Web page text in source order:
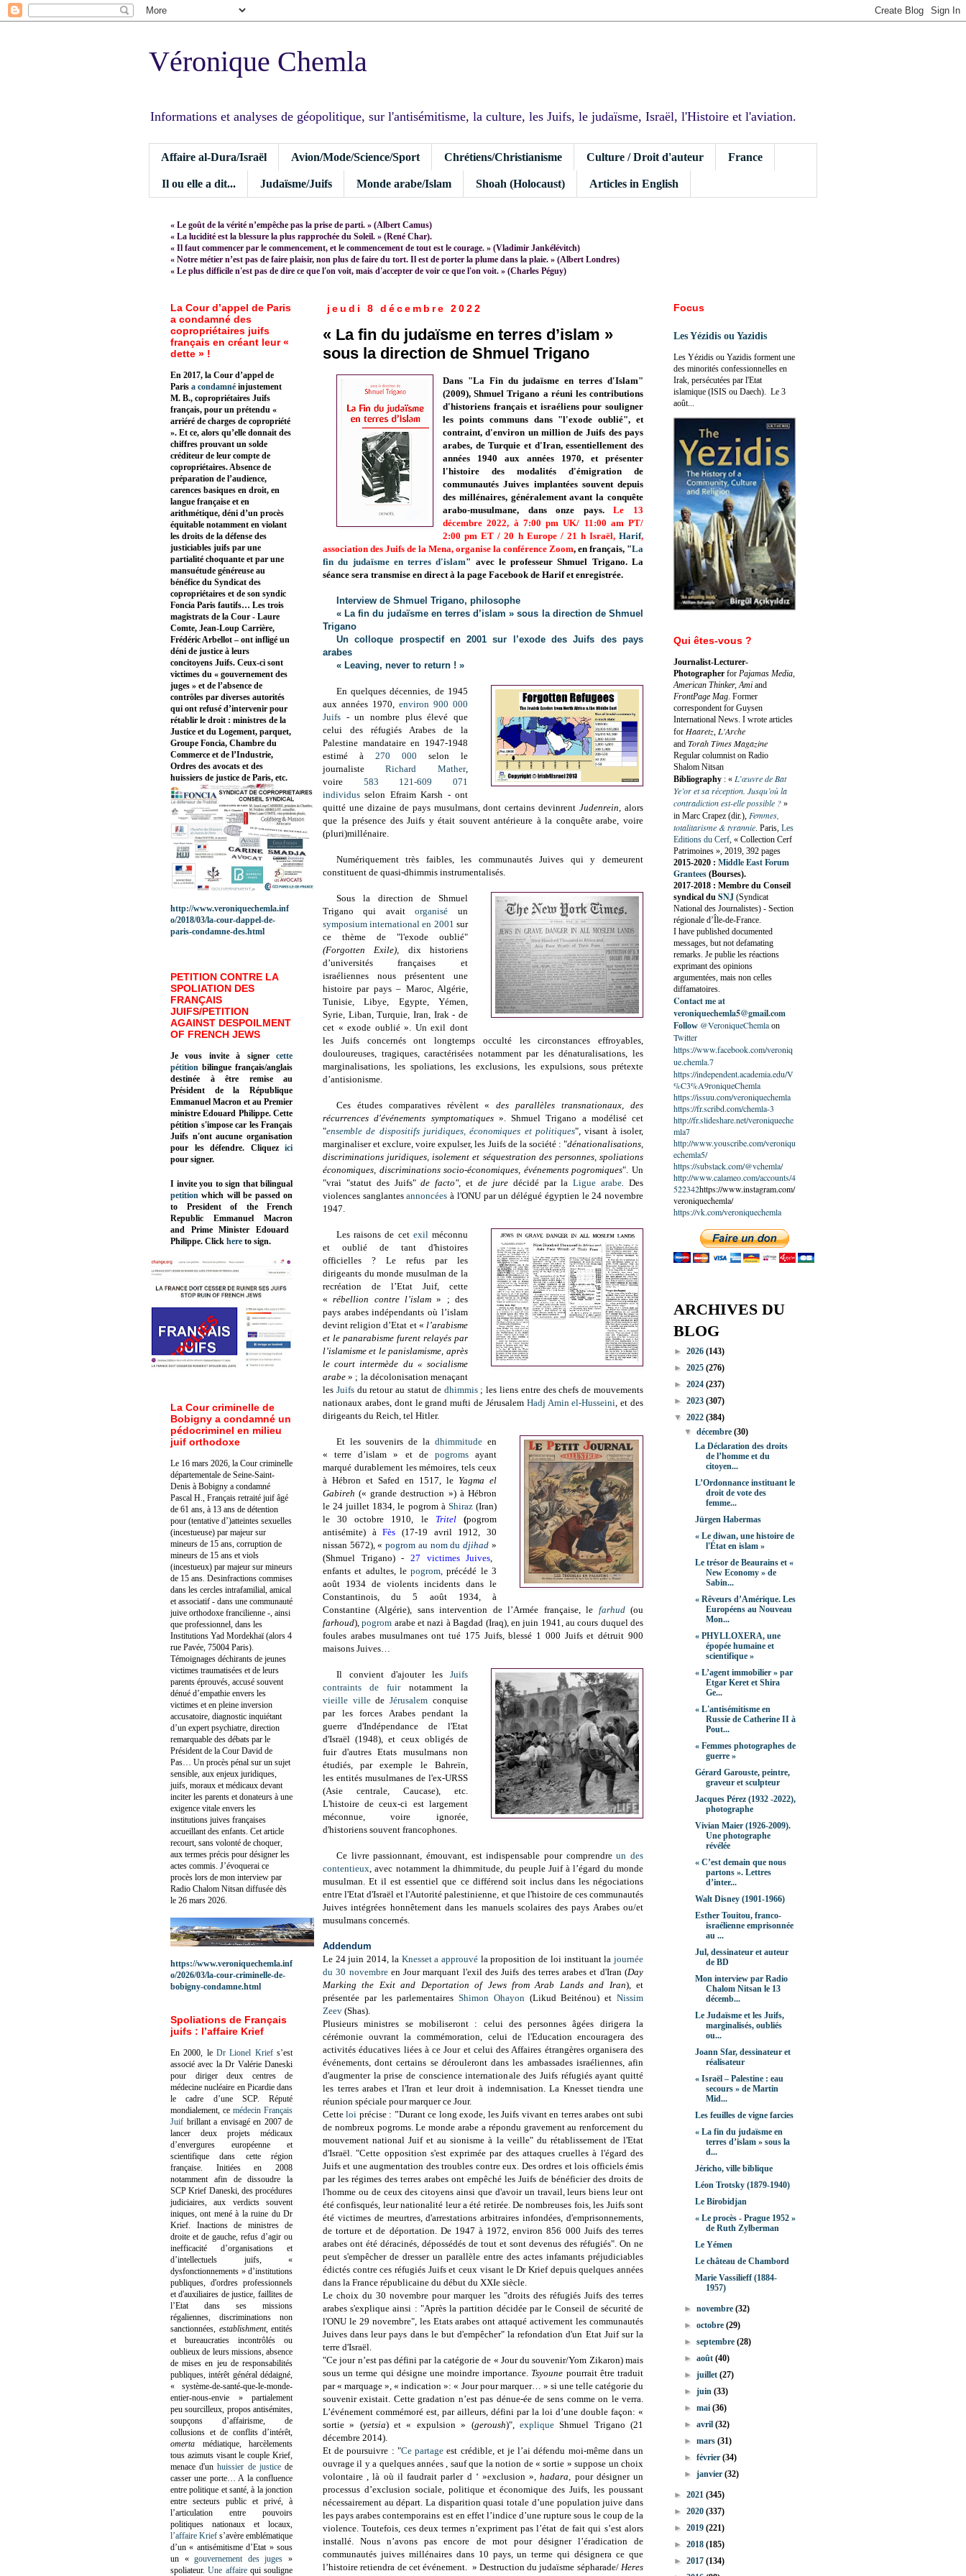
Véronique Chemla
Informations et analyses de géopolitique, sur l'antisémitisme, la culture, les Juifs, le judaïsme, Israël, l'Histoire et l'aviation.
Affaire al-Dura/Israël Avion/Mode/Science/Sport Chrétiens/Christianisme Culture / Droit d'auteur France
Il ou elle a dit... Judaïsme/Juifs Monde arabe/Islam Shoah (Holocaust) Articles in English
« Le goût de la vérité n’empêche pas la prise de parti. » (Albert Camus)
« La lucidité est la blessure la plus rapprochée du Soleil. » (René Char).
« Il faut commencer par le commencement, et le commencement de tout est le courage. » (Vladimir Jankélévitch)
« Notre métier n’est pas de faire plaisir, non plus de faire du tort. Il est de porter la plume dans la plaie. » (Albert Londres)
« Le plus difficile n'est pas de dire ce que l'on voit, mais d'accepter de voir ce que l'on voit. » (Charles Péguy)
jeudi 8 décembre 2022
« La fin du judaïsme en terres d’islam »
sous la direction de Shmuel Trigano
Dans "La Fin du judaïsme en terres d'Islam"
(2009), Shmuel Trigano a réuni les contributions
d'historiens français et israéliens pour souligner
les points communs dans "l'exode oublié", et
contraint, d'environ un million de Juifs des pays
arabes, de Turquie et d'Iran, essentiellement des
années 1940 aux années 1970, et présenter
l'histoire des modalités d'émigration de
communautés Juives implantées souvent depuis
des millénaires, généralement avant la conquête
arabo-musulmane, dans onze pays.Le 13
décembre 2022, à 7:00 pm UK/ 11:00 am PT/
2:00 pm ET / 20 h Europe / 21 h Israël, Harif,
association des Juifs de la Mena, organise la conférence Zoom, en français, "La
fin du judaïsme en terres d'islam" avec le professeur Shmuel Trigano.La
séance sera transmise en direct à la page Facebook de Harif et enregistrée.
Interview de Shmuel Trigano, philosophe
« La fin du judaïsme en terres d’islam » sous la direction de Shmuel
Trigano
Un colloque prospectif en 2001 sur l’exode des Juifs des pays
arabes
« Leaving, never to return ! »
En quelques décennies, de 1945
aux années 1970, environ 900 000
Juifs - un nombre plus élevé que
celui des réfugiés Arabes de la
Palestine mandataire en 1947-1948
estimé à 270 000 selon le
journalisteRichard Mather,
voire
583 121-609 071
individus selon Efraim Karsh - ont
quitté une dizaine de pays musulmans, dont certains devinrentJudenrein, alors
que la présence des Juifs y était souvent antérieure à la conquête arabe, voire
(pluri)millénaire.
Numériquement très faibles, les communautés Juives qui y demeurent
constituent de quasi-dhimmis instrumentalisés.
Sous la direction de Shmuel
Trigano qui avaitorganisé un
symposium international en 2001 sur
ce thème de "l'exode oublié"
(Forgotten Exile), dix historiens
d’universités françaises et
israéliennes nous présentent une
histoire par pays – Maroc, Algérie,
Tunisie, Libye, Egypte, Yémen,
Syrie, Liban, Turquie, Iran, Irak - de
cet « exode oublié ». Un exil dont
les Juifs concernés ont longtemps occulté les circonstances effroyables,
douloureuses, tragiques, caractérisées notamment par les dénaturalisations, les
marginalisations, les spoliations, les exclusions, les expulsions, sous prétexte
d’antisionisme.
Ces études comparatives révèlent «des parallèles transnationaux, des
récurrences d'événements symptomatiques». Shmuel Trigano a modélisé cet
"ensemble de dispositifs juridiques, économiques et politiques", visant à isoler,
marginaliser et exclure, voire expulser, les Juifs de la société : "dénationalisations,
discriminations juridiques, isolement et séquestration des personnes, spoliations
économiques, discriminations socio-économiques, événements pogromiques". Un
"vrai "statut des Juifs"de facto", etde jure décidé par laLigue arabe. Des
violences sanglantesannoncées à l'ONU par un délégué égyptien le 24 novembre
1947.
Les raisons de cet exilméconnu
et oublié de tant d'histoires
officielles ? Le refus par les
dirigeants du monde musulman de la
recréation de l’Etat Juif, cette
«rébellion contre l’islam» ; des
pays arabes indépendants où l’islam
devint religion d’Etat et « l’arabisme
et le panarabisme furent relayés par
l’islamisme et le panislamisme, après
le court intermède du « socialisme
arabe » ; la décolonisation menaçant
les Juifsdu retour au statut de dhimmis; les liens entre des chefs de mouvements
nationaux arabes, dont le grand mufti de Jérusalem Hadj Amin el-Husseini, et des
dirigeants du Reich, tel Hitler.
Et les souvenirs de la dhimmitudeen
« terre d’islam » et de pogromsayant
marqué durablement les mémoires, tels ceux
à Hébron et Safed en 1517, le Yagma el
Gabireh(« grande destruction ») à Hébron
le 24 juillet 1834, le pogrom à Shiraz(Iran)
le 30 octobre 1910, le Tritel(pogrom
antisémite) à Fès (17-19 avril 1912, 30
nissan 5672), «pogrom au nom dudjihad »
(Shmuel Trigano)- 27 victimes Juives,
enfants et adultes, lepogrom, précédé le 3
août 1934 de violents incidents dans le
Constantinois, du 5 août 1934, à
Constantine (Algérie), sans intervention de l’Armée française, le farhud(ou
farhoud),pogrom arabe et nazi à Bagdad (Iraq), en juin 1941, au cours duquel des
foules arabes musulmanes ont tué 175 Juifs, blessé 1 000 Juifs et détruit 900
maisons Juives…
Il convient d'ajouter les Juifs
contraints de fuirnotamment la
vieille villedeJérusalem conquise
par les forces Arabes pendant la
guerre d'Indépendance de l'Etat
d'Israël (1948), et ceux obligés de
fuir d'autres Etats musulmans non
étudiés, par exemple le Bahreïn,
les entités musulmanes de l'ex-URSS
(Asie centrale, Caucase), etc.
L'histoire de ceux-ci est largement
méconnue, voire ignorée,
d'historiens souvent francophones.
Ce livre passionnant, émouvant, est indispensable pour comprendreun des
contentieux, avec notamment la dhimmitude, du peuple Juif à l’égard du monde
musulman. Et il est essentiel que ce différend soit inclus dans les négociations
entre l'Etat d'Israël et l'Autorité palestinienne, et que l'histoire de ces communautés
Juives intégrées honnêtement dans les manuels scolaires des pays Arabes ou/et
musulmans concernés.
Addendum
Le 24 juin 2014, la Knesset a approuvé la proposition de loi instituant lajournée
du 30 novembreen Jour marquant l'exil des Juifs des terres arabes et d'Iran (Day
Marking the Exit and Deportation of Jews from Arab Lands and Iran), et
présentée par les parlementairesShimon Ohayon (Likud Beiténou)etNissim
Zeev (Shas).
Plusieurs ministres se mobiliseront : celui des personnes âgées dirigera la
cérémonie ouvrant la commémoration, celui de l'Education encouragera des
activités éducatives liées à ce Jour et celui des Affaires étrangères organisera des
événements, dont certains se dérouleront dans les ambassades israéliennes, afin
d'augmenter la prise de conscience internationale des Juifs réfugiés ayant quitté
les terres arabes et l'Iran et leur droit à indemnisation. La Knesset tiendra une
réunion spéciale pour marquer ce Jour.
Cetteloi précise : ”Durant ce long exode, les Juifs vivant en terres arabes ont subi
de nombreux pogroms. Le monde arabe a répondu gravement au renforcement du
mouvement national Juif et au sionisme à la veille" du rétablissement de l'Etat
d'Israël. "Cette opposition s'est exprimée par des attaques cruelles à l'égard des
Juifs et une augmentation des troubles contre eux. Des ordres et lois officiels émis
par les régimes des terres arabes ont empêché les Juifs de bénéficier des droits de
l'homme ou de ceux des citoyens ainsi que d'avoir un travail, leurs biens leur ont
été confisqués, leur nationalité leur a été retirée. De nombreuses fois, les Juifs sont
été victimes de meurtres, d'arrestations arbitraires infondées, d'emprisonnements,
de torture et de déportation. De 1947 à 1972, environ 856 000 Juifs des terres
arabes ont été déracinés, dépossédés de tout et sont devenus des réfugiés". On ne
peut s'empêcher de dresser un parallèle entre des actes infamants préjudiciables
édictés contre ces réfugiés Juifs et ceux visant le Dr Krief depuis quelques années
dans la France républicaine du début du XXIe siècle.
Le choix du 30 novembre pour marquer les "droits des réfugiés Juifs des terres
arabes s'explique ainsi : "Après la partition décidée par le Conseil de sécurité de
l'ONU le 29 novembre", les Etats arabes ont attaqué activement les communautés
Juives dans leur pays dans le but d'empêcher" la refondation d'un Etat Juif sur la
terre d'Israël.
"Ce jour n’est pas défini par la catégorie de « Jour du souvenir/Yom Zikaron) mais
sous un terme qui désigne une moindre importance. Tsyoune pourrait être traduit
par « marquage », « indication »: « Jour pour marquer… » si une telle catégorie du
souvenir existait. Cette gradation n’est pas dénue-ée de sens comme on le verra.
L’événement commémoré est, par ailleurs, défini par la loi d’une double façon: «
sortie » (yetsia) et « expulsion » (geroush)", expliqueShmuel Trigano (21
décembre 2014).
Et de poursuivre : "Ce partage est crédible, et je l’ai défendu moi-même dans un
ouvrage il y a quelques années , sauf que la notion de « sortie » suppose un choix
volontaire , là où il faudrait parler d ‘ »exclusion »,hadara, pour désigner un
processus d’exclusion sociale, politique et économique des Juifs, les poussant
nécessairement au départ. La disparition quasi totale d’une population juive dans
les pays arabes contemporains est en effet l’indice d’une rupture sous le coup de la
violence. Toutefois, ces deux termes n’expriment pas l’état de fait qui s’est alors
installé. Nous n’avons pas encore de mot pour désigner l’éradication de
communautés juives millénaires dans 10 pays, un terme qui désignera ce que
l’histoire retiendra de cet événement. » Destruction du judaïsme sépharade/ Heres
La Cour d’appel de Paris
a condamné des
copropriétaires juifs
français en créant leur «
dette » !
En 2017, la Cour d’appel de
Paris a condamné injustement
M. B., copropriétaires Juifs
français, pour un prétendu «
arriéré de charges de copropriété
». Et ce, alors qu’elle donnait des
chiffres prouvant un solde
créditeur de leur compte de
copropriétaires. Absence de
préparation de l’audience,
carences basiques en droit, en
langue française et en
arithmétique, déni d’un procès
équitable notamment en violant
les droits de la défense des
justiciables juifs par une
partialité choquante et par une
mansuétude généreuse au
bénéfice du Syndicat des
copropriétaires et de son syndic
Foncia Paris fautifs… Les trois
magistrats de la Cour - Laure
Comte, Jean-Loup Carrière,
Frédéric Arbellot – ont infligé un
déni de justice à leurs
concitoyens Juifs. Ceux-ci sont
victimes du « gouvernement des
juges » et de l’absence de
contrôles par diverses autorités
qui ont refusé d’intervenir pour
rétablir le droit : ministres de la
Justice et du Logement, parquet,
Groupe Foncia, Chambre du
Commerce et de l’Industrie,
Ordres des avocats et des
huissiers de justice de Paris, etc.
http://www.veroniquechemla.inf
o/2018/03/la-cour-dappel-de-
paris-condamne-des.html
PETITION CONTRE LA
SPOLIATION DES
FRANÇAIS
JUIFS/PETITION
AGAINST DESPOILMENT
OF FRENCH JEWS
Je vous invite à signer cette
pétition bilingue français/anglais
destinée à être remise au
Président de la République
Emmanuel Macron et au Premier
ministre Edouard Philippe. Cette
pétition s'impose car les Français
Juifs n'ont aucune organisation
pour les défendre. Cliquez
ici
pour signer.
I invite you to sign that bilingual
petition which will be passed on
to President of the French
Republic Emmanuel Macron
and Prime Minister Edouard
Philippe. Click here to sign.
La Cour criminelle de
Bobigny a condamné un
pédocriminel en milieu
juif orthodoxe
Le 16 mars 2026, la Cour criminelle
départementale de Seine-Saint-
Denis à Bobigny a condamné
Pascal H., Français retraité juif âgé
de 61 ans, à 13 ans de détention
pour (tentative d’)atteintes sexuelles
(incestueuse) par majeur sur
mineurs de 15 ans, corruption de
mineurs de 15 ans et viols
(incestueux) par majeur sur mineurs
de 15 ans. Desinfractions commises
dans les cercles intrafamilial, amical
et associatif - dans une communauté
juive orthodoxe francilienne -, ainsi
que professionnel, dans les
Institutions Yad Mordekhaï (alors 4
rue Pavée, 75004 Paris).
Témoignages déchirants de jeunes
victimes traumatisées et de leurs
parents éprouvés, accusé souvent
dénué d’empathie envers les
victimes et en pleine inversion
accusatoire, diagnostic inquiétant
d’un expert psychiatre, direction
remarquable des débats par le
Président de la Cour David de
Pas… Un procès pénal sur un sujet
sensible, aux enjeux juridiques,
juifs, moraux et médicaux devant
inciter les parents et donateurs à une
exigence vitale envers les
institutions juives françaises
accueillant des enfants. Cet article
recourt, sans volonté de choquer,
aux termes précis pour désigner les
actes commis. J’évoquerai ce
procès lors de mon interview par
Radio Chalom Nitsan diffusée dès
le 26 mars 2026.
https://www.veroniquechemla.inf
o/2026/03/la-cour-criminelle-de-
bobigny-condamne.html
Spoliations de Français
juifs : l’affaire Krief
En 2000, le Dr Lionel Kriefs’est
associé avec la Dr Valérie Daneski
pour diriger deux centres de
médecine nucléaire en Picardie dans
le cadre d’une SCP. Réputé
mondialement, ce médecin Français
Juif brillant a envisagé en 2007 de
lancer deux projets médicaux
d’envergures européenne et
scientifique dans cette région
française. Initiées en 2008
notamment afin de dissoudre la
SCP Krief Daneski, des procédures
judiciaires, aux verdicts souvent
iniques, ont mené à la ruine du Dr
Krief. Inactions de ministres de
droite et de gauche, refus d’agir ou
inefficacité d’organisations et
d’intellectuels juifs, «
dysfonctionnements » d’institutions
publiques, d'ordres professionnels
et d'auxiliaires de justice, faillites de
l’Etat dans ses missions
régaliennes, discriminations non
sanctionnées, establishment, entités
et bureaucraties incontrôlés ou
oublieux de leurs missions, absence
de mises en jeu de responsabilités
publiques, intérêt général dédaigné,
« système-de-santé-que-le-monde-
entier-nous-envie » partialement
peu sourcilleux, propos antisémites,
soupçons d’affairisme, de
collusions et de conflits d’intérêt,
omerta médiatique, harcèlements
tous azimuts visant le couple Krief,
menace d'unhuissier de justicede
casser une porte… A la confluence
entre politique et santé, à la jonction
entre secteurs public et privé, à
l’articulation entre pouvoirs
politiques nationaux et locaux,
l’affaire Krief s’avère emblématique
d’un « antisémitisme d’Etat » sous
un «gouvernement des juges »
spoliateur.Une affairequi souligne
Focus
Les Yézidis ou Yazidis
Les Yézidis ou Yazidis forment une
des minorités confessionnelles en
Irak, persécutées par l'Etat
islamique (ISIS ou Daech). Le 3
août...
Qui êtes-vous ?
Journalist-Lecturer-
Photographer for Pajamas Media,
American Thinker, Ami and
FrontPage Mag. Former
correspondent for Guysen
International News. I wrote articles
for Haaretz, L'Arche
and Torah Times Magazine
Regular columnist on Radio
Shalom Nitsan
Bibliography : « L’œuvre de Bat
Ye’or et sa réception. Jusqu’où la
contradiction est-elle possible ? »
in Marc Crapez (dir.), Femmes,
totalitarisme & tyrannie. Paris, Les
Editions du Cerf, « Collection Cerf
Patrimoines », 2019, 392 pages
2015-2020 : Middle East Forum
Grantees (Bourses).
2017-2018 : Membre du Conseil
syndical du SNJ (Syndicat
National des Journalistes) - Section
régionale d’Île-de-France.
I have published documented
messages, but not defamating
remarks. Je publie les réactions
exprimant des opinions
argumentées, mais non celles
diffamatoires.
Contact me at
veroniquechemla5@gmail.com
Follow @VeroniqueChemlaon
Twitter
https://www.facebook.com/veroniq
ue.chemla.7
https://independent.academia.edu/V
%C3%A9roniqueChemla
https://issuu.com/veroniquechemla
https://fr.scribd.com/chemla-3
http://fr.slideshare.net/veroniqueche
mla7
http://www.youscribe.com/veroniqu
echemla5/
https://substack.com/@vchemla/
http://www.calameo.com/accounts/4
522342https://www.instagram.com/
veroniquechemla/
https://vk.com/veroniquechemla
ARCHIVES DU
BLOG
► 2026 (143)
► 2025 (276)
► 2024 (237)
► 2023 (307)
▼ 2022 (384)
▼décembre(30)
La Déclaration des droits
de l’homme et du
citoyen...
L’Ordonnance instituant le
droit de vote des
femme...
Jürgen Habermas
« Le diwan, une histoire de
l'État en islam »
Le trésor de Beaurains et «
New Economy » de
Sabin...
« Rêveurs d’Amérique. Les
Européens au Nouveau
Mon...
« PHYLLOXERA, une
épopée humaine et
scientifique »
« L’agent immobilier » par
Etgar Keret et Shira
Ge...
« L'antisémitisme en
Russie de Catherine II à
Pout...
« Femmes photographes de
guerre »
Gérard Garouste, peintre,
graveur et sculpteur
Jacques Pérez (1932 -2022),
photographe
Vivian Maier (1926-2009).
Une photographe
révélée
« C’est demain que nous
partons ». Lettres
d’inter...
Walt Disney (1901-1966)
Esther Touitou, franco-
israélienne emprisonnée
au ...
Jul, dessinateur et auteur
de BD
Mon interview par Radio
Chalom Nitsan le 13
décemb...
Le Judaïsme et les Juifs,
marginalisés, oubliés
ou...
Joann Sfar, dessinateur et
réalisateur
« Israël – Palestine : eau
secours » de Martin
Mid...
Les feuilles de vigne farcies
« La fin du judaïsme en
terres d’islam » sous la
d...
Jéricho, ville biblique
Léon Trotsky (1879-1940)
Le Birobidjan
« Le procès - Prague 1952 »
de Ruth Zylberman
Le Yémen
Le château de Chambord
Marie Vassilieff (1884-
1957)
►novembre(32)
►octobre(29)
►septembre(28)
►août(40)
►juillet(27)
►juin(33)
►mai(36)
►avril(32)
►mars(31)
►février(34)
►janvier(32)
► 2021 (345)
► 2020 (337)
► 2019 (221)
► 2018 (185)
► 2017 (134)